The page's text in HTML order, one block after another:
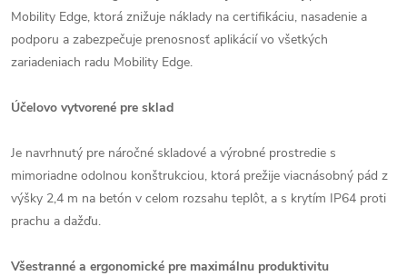
Mobility Edge, ktorá znižuje náklady na certifikáciu, nasadenie a
podporu a zabezpečuje prenosnosť aplikácií vo všetkých
zariadeniach radu Mobility Edge.
Účelovo vytvorené pre sklad
Je navrhnutý pre náročné skladové a výrobné prostredie s
mimoriadne odolnou konštrukciou, ktorá prežije viacnásobný pád z
výšky 2,4 m na betón v celom rozsahu teplôt, a s krytím IP64 proti
prachu a dažďu.
Všestranné a ergonomické pre maximálnu produktivitu